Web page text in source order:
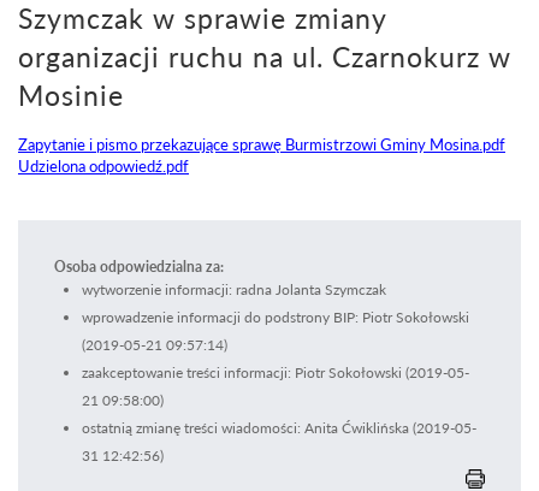
Szymczak w sprawie zmiany
organizacji ruchu na ul. Czarnokurz w
Mosinie
Zapytanie i pismo przekazujące sprawę Burmistrzowi Gminy Mosina.pdf
Udzielona odpowiedź.pdf
Osoba odpowiedzialna za:
wytworzenie informacji: radna Jolanta Szymczak
wprowadzenie informacji do podstrony BIP: Piotr Sokołowski
(2019-05-21 09:57:14)
zaakceptowanie treści informacji: Piotr Sokołowski (2019-05-
21 09:58:00)
ostatnią zmianę treści wiadomości: Anita Ćwiklińska (2019-05-
31 12:42:56)